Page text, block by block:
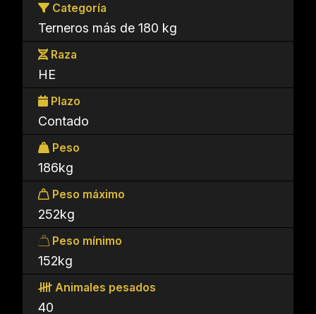
Categoría
Terneros más de 180 kg
Raza
HE
Plazo
Contado
Peso
186kg
Peso máximo
252kg
Peso mínimo
152kg
Animales pesados
40